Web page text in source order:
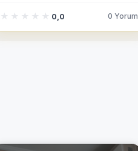
★★★★★
★★★★★ 0,0 0 Yorum